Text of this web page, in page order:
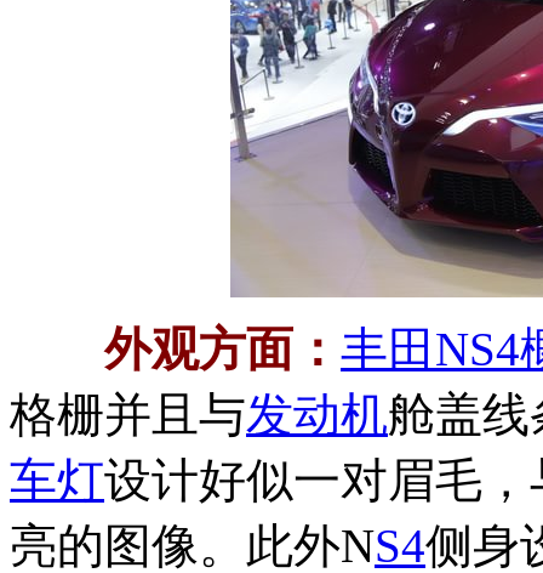
外观方面： 丰田NS4
格栅并且与发动机舱盖
车灯设计好似一对眉毛
亮的图像。此外NS4侧身